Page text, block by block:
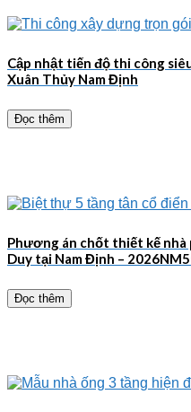
Cập nhật tiến độ thi công
Xuân Thủy Nam Định
Đọc thêm
Phương án chốt thiết kế nhà
Duy tại Nam Định –
Đọc thêm